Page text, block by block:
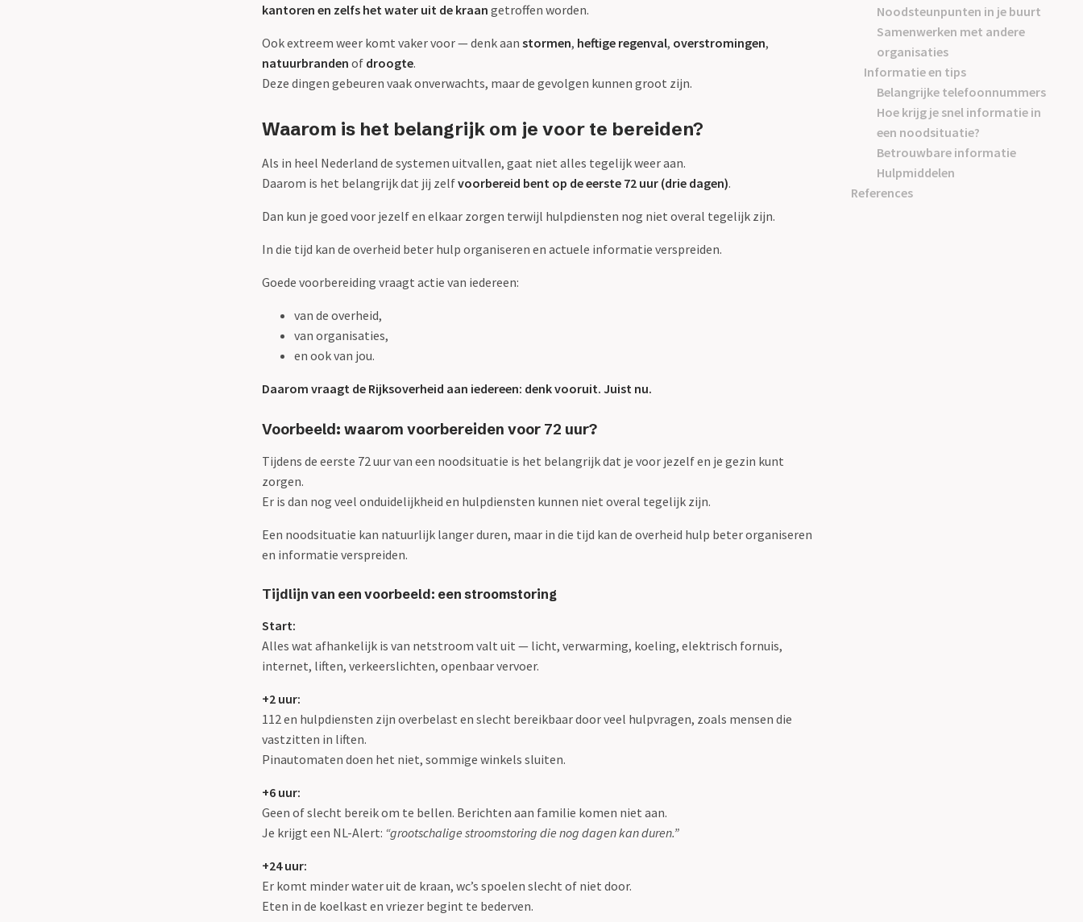
kantoren en zelfs het water uit de kraan getroffen worden.
Ook extreem weer komt vaker voor — denk aan stormen, heftige regenval, overstromingen,
natuurbranden of droogte.
Deze dingen gebeuren vaak onverwachts, maar de gevolgen kunnen groot zijn.
Waarom is het belangrijk om je voor te bereiden?
Als in heel Nederland de systemen uitvallen, gaat niet alles tegelijk weer aan.
Daarom is het belangrijk dat jij zelfvoorbereid bent op de eerste 72 uur (drie dagen).
Dan kun je goed voor jezelf en elkaar zorgen terwijl hulpdiensten nog niet overal tegelijk zijn.
In die tijd kan de overheid beter hulp organiseren en actuele informatie verspreiden.
Goede voorbereiding vraagt actie van iedereen:
van de overheid,
van organisaties,
en ook van jou.
Daarom vraagt de Rijksoverheid aan iedereen: denk vooruit. Juist nu.
Voorbeeld: waarom voorbereiden voor 72 uur?
Tijdens de eerste 72 uur van een noodsituatie is het belangrijk dat je voor jezelf en je gezin kunt
zorgen.
Er is dan nog veel onduidelijkheid en hulpdiensten kunnen niet overal tegelijk zijn.
Een noodsituatie kan natuurlijk langer duren, maar in die tijd kan de overheid hulp beter organiseren
en informatie verspreiden.
Tijdlijn van een voorbeeld: een stroomstoring
Start:
Alles wat afhankelijk is van netstroom valt uit — licht, verwarming, koeling, elektrisch fornuis,
internet, liften, verkeerslichten, openbaar vervoer.
+2 uur:
112 en hulpdiensten zijn overbelast en slecht bereikbaar door veel hulpvragen, zoals mensen die
vastzitten in liften.
Pinautomaten doen het niet, sommige winkels sluiten.
+6 uur:
Geen of slecht bereik om te bellen. Berichten aan familie komen niet aan.
Je krijgt een NL-Alert: “grootschalige stroomstoring die nog dagen kan duren.”
+24 uur:
Er komt minder water uit de kraan, wc’s spoelen slecht of niet door.
Eten in de koelkast en vriezer begint te bederven.
Noodsteunpunten in je buurt
Samenwerken met andere
organisaties
Informatie en tips
Belangrijke telefoonnummers
Hoe krijg je snel informatie in
een noodsituatie?
Betrouwbare informatie
Hulpmiddelen
References